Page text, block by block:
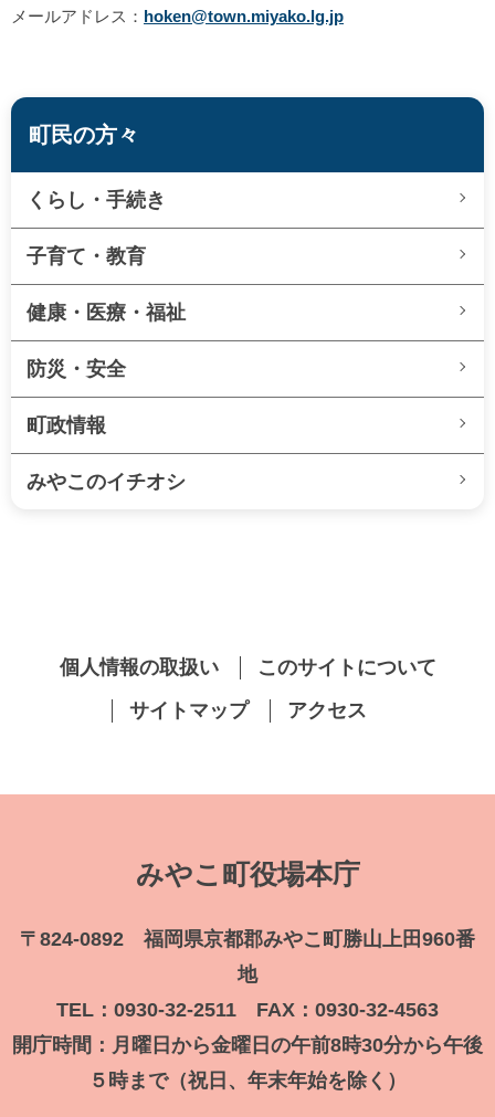
メールアドレス： hoken@town.miyako.lg.jp
町民の方々
くらし・手続き
子育て・教育
健康・医療・福祉
防災・安全
町政情報
みやこのイチオシ
個人情報の取扱い
このサイトについて
サイトマップ
アクセス
みやこ町役場本庁
〒824-0892 福岡県京都郡みやこ町勝山上田960番
地
TEL：0930-32-2511 FAX：0930-32-4563
開庁時間：月曜日から金曜日の午前8時30分から午後
５時まで（祝日、年末年始を除く）